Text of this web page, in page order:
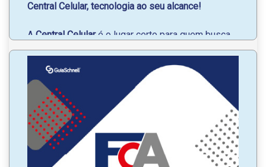
Central Celular, tecnologia ao seu alcance!
A Central Celularé o lugar certo para quem busca
qualidade, variedade e confiança!
Trabalhamos com a venda decelulares, TVs e
produtos de som, incluindo a linha da JBL,
sempre
com ótimos preços.
Facilitamos sua compra com opções de
pagamento no boleto.